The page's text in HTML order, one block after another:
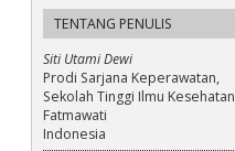
TENTANG PENULIS
Siti Utami Dewi
Prodi Sarjana Keperawatan,
Sekolah Tinggi Ilmu Kesehatan
Fatmawati
Indonesia